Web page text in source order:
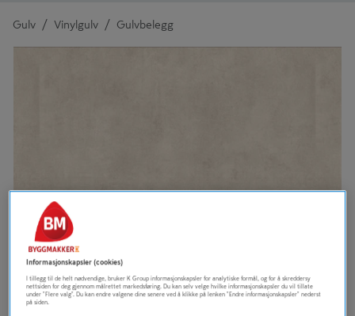
Gulv / Vinylgulv / Gulvbelegg
Informasjonskapsler (cookies)
I tillegg til de helt nødvendige, bruker K Group informasjonskapsler for analytiske formål, og for å skreddersy
nettsiden for deg gjennom målrettet markedsføring. Du kan selv velge hvilke informasjonskapsler du vil tillate
under "Flere valg". Du kan endre valgene dine senere ved å klikke på lenken "Endre informasjonskapsler" nederst
på siden.